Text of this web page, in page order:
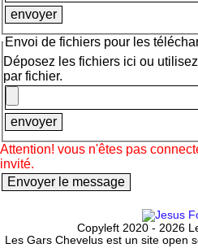
Envoi de fichiers pour les
Déposez les fichiers ici ou
par fichier.
Attention! vous n'êtes pas
invité.
Copyleft 2020 - 2026
Les Gars Chevelus est un site open